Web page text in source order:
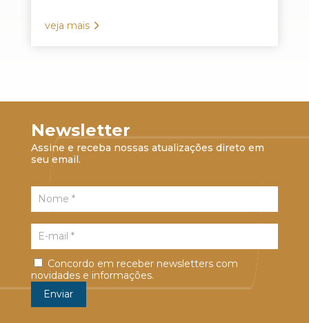
veja mais
Newsletter
Assine e receba nossas atualizações direto em
seu email.
Concordo em receber newsletters com
novidades e informações.